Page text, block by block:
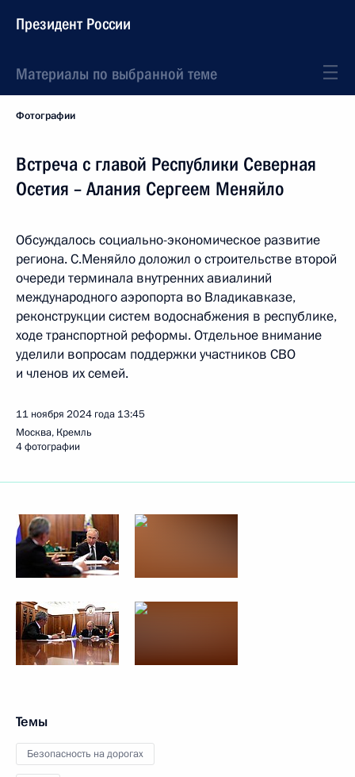
Президент России
Материалы по выбранной теме
Фотографии
Встреча с главой Республики Северная
Осетия – Алания Сергеем Меняйло
Обсуждалось социально-экономическое развитие
региона. С.Меняйло доложил о строительстве второй
очереди терминала внутренних авиалиний
международного аэропорта во Владикавказе,
реконструкции систем водоснабжения в республике,
ходе транспортной реформы. Отдельное внимание
уделили вопросам поддержки участников СВО
и членов их семей.
11 ноября 2024 года 13:45
Москва, Кремль
4 фотографии
Темы
Безопасность на дорогах